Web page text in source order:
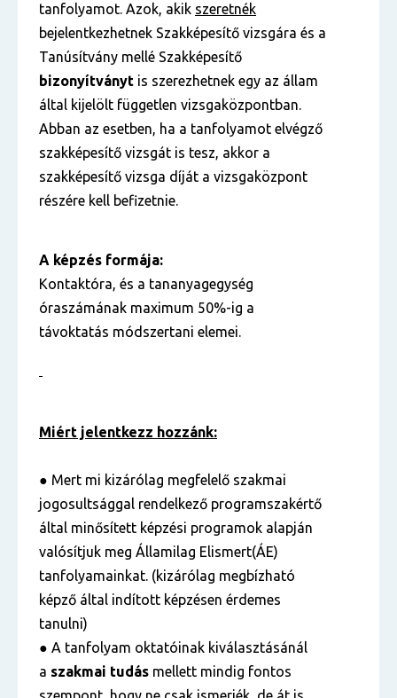
tanfolyamot. Azok, akik szeretnék
bejelentkezhetnek Szakképesítő vizsgára és a
Tanúsítvány mellé Szakképesítő
bizonyítványt is szerezhetnek egy az állam
által kijelölt független vizsgaközpontban.
Abban az esetben, ha a tanfolyamot elvégző
szakképesítő vizsgát is tesz, akkor a
szakképesítő vizsga díját a vizsgaközpont
részére kell befizetnie.
A képzés formája:
Kontaktóra, és a tananyagegység
óraszámának maximum 50%-ig a
távoktatás módszertani elemei.
Miért jelentkezz hozzánk:
● Mert mi kizárólag megfelelő szakmai
jogosultsággal rendelkező programszakértő
által minősített képzési programok alapján
valósítjuk meg Államilag Elismert(ÁE)
tanfolyamainkat. (kizárólag megbízható
képző által indított képzésen érdemes
tanulni)
● A tanfolyam oktatóinak kiválasztásánál
a szakmai tudás mellett mindig fontos